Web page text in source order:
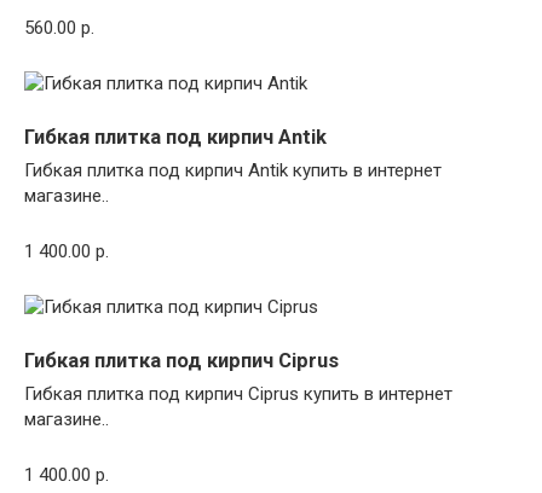
560.00 р.
Гибкая плитка под кирпич Antik
Гибкая плитка под кирпич Antik купить в интернет
магазине..
1 400.00 р.
Гибкая плитка под кирпич Ciprus
Гибкая плитка под кирпич Ciprus купить в интернет
магазине..
1 400.00 р.